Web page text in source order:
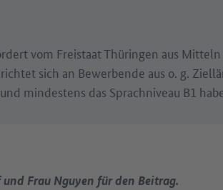
vom Freistaat Thüringen aus Mitteln
sich an Bewerbende aus o. g.
mindestens das Sprachniveau B1
Frau Nguyen für den Beitrag.